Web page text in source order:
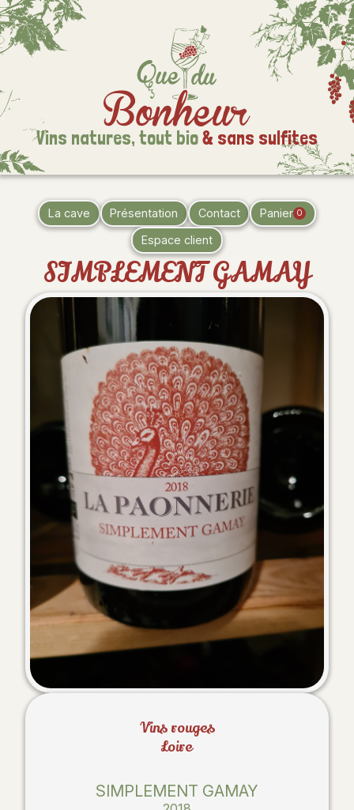
Vins natures, tout bio& sans sulfites
La cave Présentation Contact Panier 0
Espace client
SIMPLEMENT GAMAY
Vins rouges
Loire
SIMPLEMENT GAMAY